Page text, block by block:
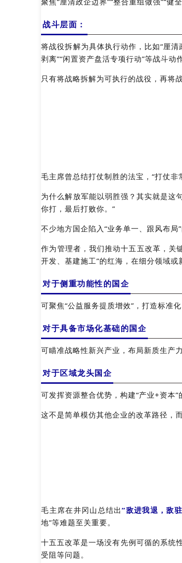
战斗层面：
将战役拆解为具体执行动作，比如“厘
剥离”“闲置资产盘活专项行动”等战斗动作
只有将战略拆解为可执行的战役，再将
毛主席曾总结打仗制胜的法宝，“打仗非
为什么解放军能以弱胜强？其实就是这
你打，最后打败你。”
不少地方国企陷入“业务单一、跟风布
作为管理者，我们推动十五五改革，关
开发、基建施工”的红海，在细分领域或
对于侧重功能性的国企
可聚焦“公益服务提质增效”，打造标准
对于具备市场化基础的国企
可瞄准战略性新兴产业，布局新质生产
对于区域龙头国企
可发挥资源整合优势，构建“产业+资本
这不是简单模仿其他企业的改革路径，
毛主席在井冈山总结出“敌进我退，敌
地”等难题至关重要。
十五五改革是一场没有先例可循的系统
受阻等问题。